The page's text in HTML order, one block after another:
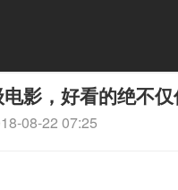
电影，好看的绝不
08-22 07:25